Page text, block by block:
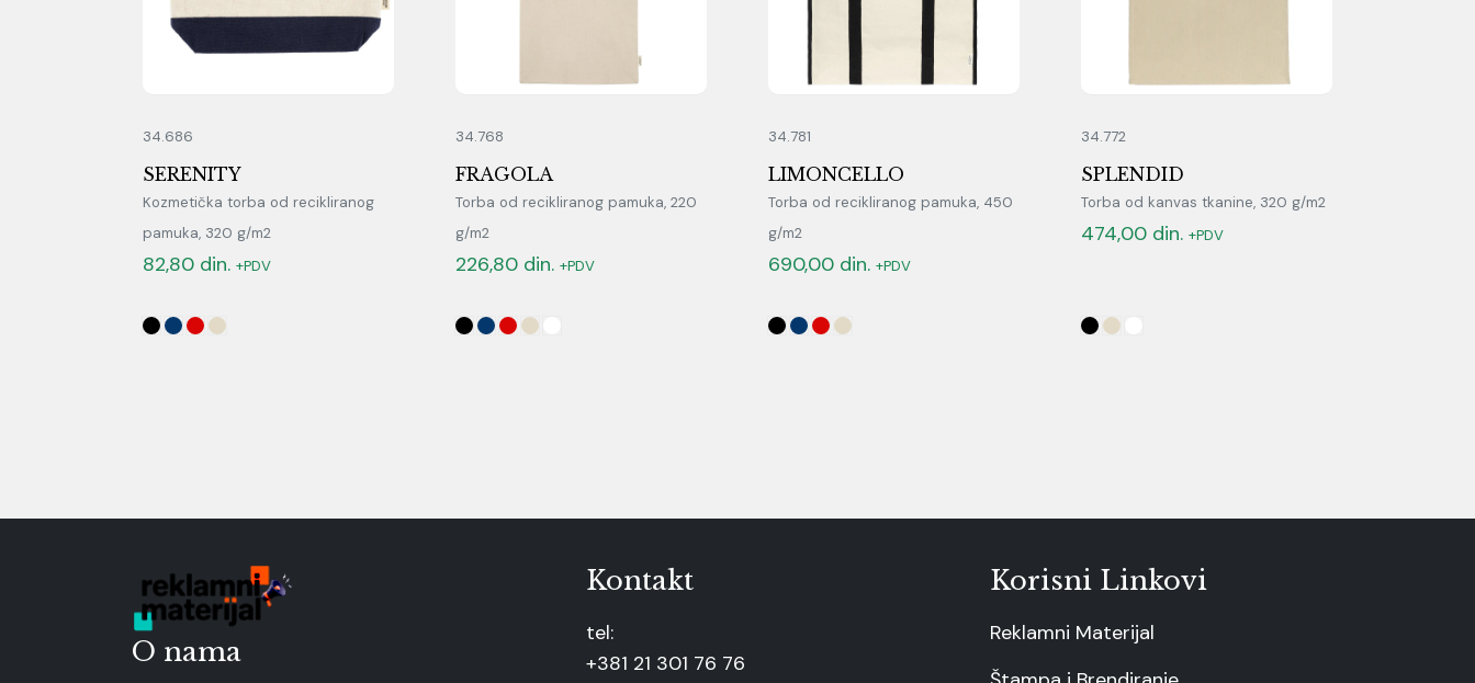
34.686
SERENITY
Kozmetička torba od recikliranog
pamuka, 320 g/m2
82,80 din. +PDV
34.768
FRAGOLA
Torba od recikliranog pamuka, 220
g/m2
226,80 din. +PDV
34.781
LIMONCELLO
Torba od recikliranog pamuka, 450
g/m2
690,00 din. +PDV
34.772
SPLENDID
Torba od kanvas tkanine, 320 g/m2
474,00 din. +PDV
O nama
Kontakt
tel:
+381 21 301 76 76
Korisni Linkovi
Reklamni Materijal